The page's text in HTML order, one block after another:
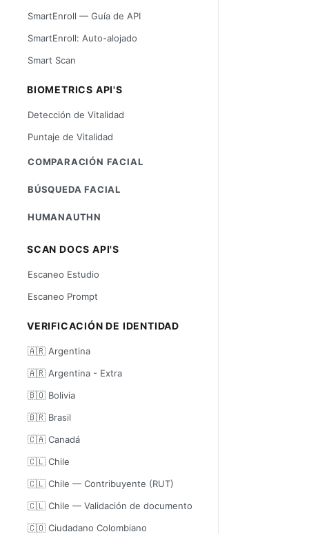
SmartEnroll — Guía de API
SmartEnroll: Auto-alojado
Smart Scan
BIOMETRICS API'S
Detección de Vitalidad
Puntaje de Vitalidad
COMPARACIÓN FACIAL
BÚSQUEDA FACIAL
HUMANAUTHN
SCAN DOCS API'S
Escaneo Estudio
Escaneo Prompt
VERIFICACIÓN DE IDENTIDAD
🇦🇷 Argentina
🇦🇷 Argentina - Extra
🇧🇴 Bolivia
🇧🇷 Brasil
🇨🇦 Canadá
🇨🇱 Chile
🇨🇱 Chile — Contribuyente (RUT)
🇨🇱 Chile — Validación de documento
🇨🇴 Ciudadano Colombiano